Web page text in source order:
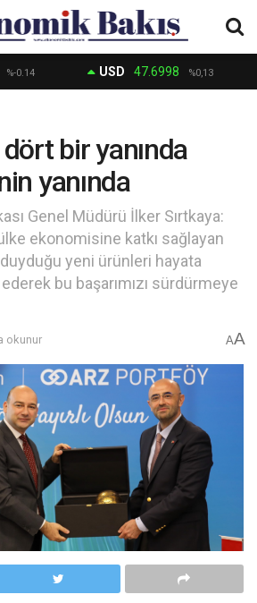
%-0.14 USD 47.6998 %0,13
bir yanında
yanında
Genel Müdürü İlker Sırtkaya:
ekonomisine katkı sağlayan
yeni ürünleri hayata
bu başarımızı sürdürmeye
okunur AA